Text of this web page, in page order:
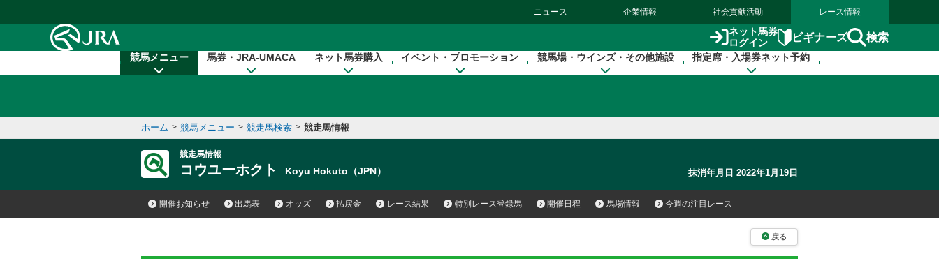
ニュース 企業情報 社会貢献活動 レース情報
ネット馬券
ログイン
ビギナーズ 検索
競馬メニュー 馬券・JRA-UMACA ネット馬券購入 イベント・プロモーション 競馬場・ウインズ・その他施設 指定席・入場券ネット予約
ホーム > 競馬メニュー > 競走馬検索 > 競走馬情報
競走馬情報
コウユーホクト Koyu Hokuto（JPN） 抹消年月日 2022年1月19日
開催お知らせ 出馬表 オッズ 払戻金 レース結果 特別レース登録馬 開催日程 馬場情報 今週の注目レース
戻る